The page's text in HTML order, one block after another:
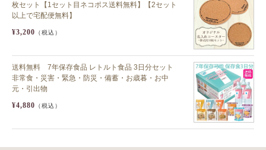
枚セット【1セット目ネコポス送料無料】【2セット
以上で宅配便無料】
¥3,200 （税込）
送料無料 7年保存食品 レトルト食品 3日分セット
非常食・災害・緊急・防災・備蓄・お歳暮・お中
元・引出物
¥4,880 （税込）